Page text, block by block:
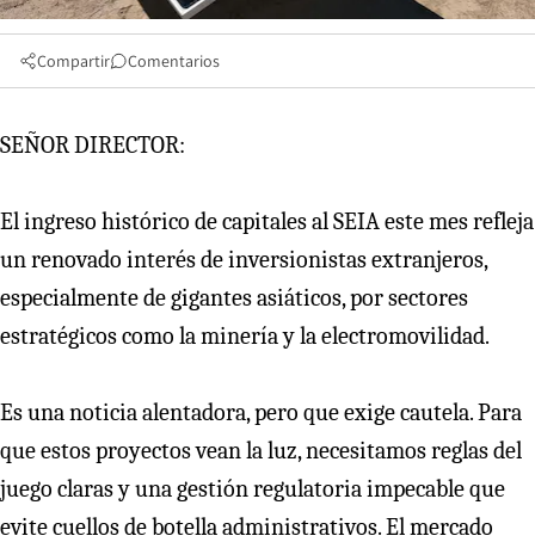
Compartir Comentarios
SEÑOR DIRECTOR:
El ingreso histórico de capitales al SEIA este mes refleja
un renovado interés de inversionistas extranjeros,
especialmente de gigantes asiáticos, por sectores
estratégicos como la minería y la electromovilidad.
Es una noticia alentadora, pero que exige cautela. Para
que estos proyectos vean la luz, necesitamos reglas del
juego claras y una gestión regulatoria impecable que
evite cuellos de botella administrativos. El mercado